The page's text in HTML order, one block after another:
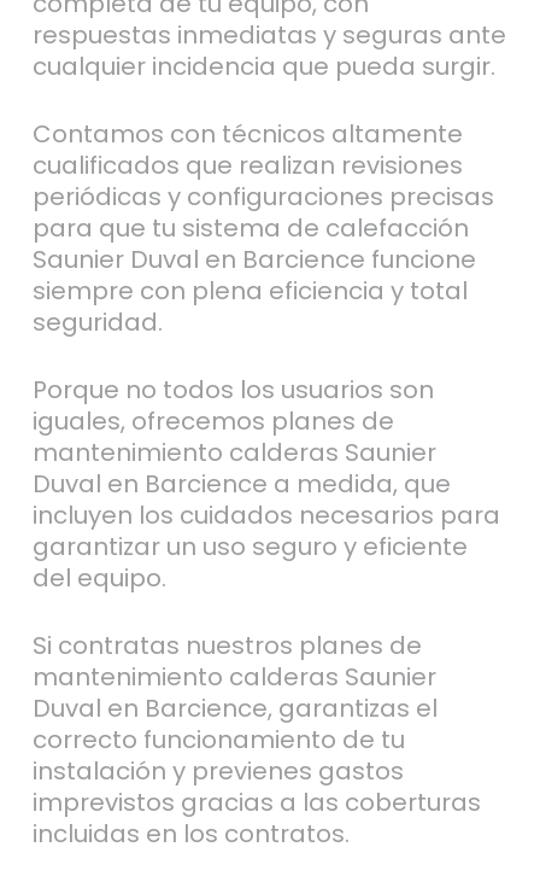
respuestas inmediatas y seguras ante
cualquier incidencia que pueda surgir.
Contamos con técnicos altamente
cualificados que realizan revisiones
periódicas y configuraciones precisas
para que tu sistema de calefacción
Saunier Duval en Barcience funcione
siempre con plena eficiencia y total
seguridad.
Porque no todos los usuarios son
iguales, ofrecemos planes de
mantenimiento calderas Saunier
Duval en Barcience a medida, que
incluyen los cuidados necesarios para
garantizar un uso seguro y eficiente
del equipo.
Si contratas nuestros planes de
mantenimiento calderas Saunier
Duval en Barcience, garantizas el
correcto funcionamiento de tu
instalación y previenes gastos
imprevistos gracias a las coberturas
incluidas en los contratos.